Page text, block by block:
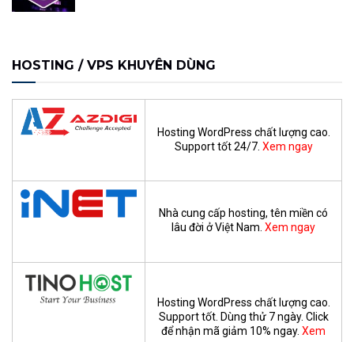
HOSTING / VPS KHUYÊN DÙNG
Hosting WordPress chất lượng cao.
Support tốt 24/7. Xem ngay
Nhà cung cấp hosting, tên miền có
lâu đời ở Việt Nam. Xem ngay
Hosting WordPress chất lượng cao.
Support tốt. Dùng thử 7 ngày. Click
để nhận mã giảm 10% ngay. Xem